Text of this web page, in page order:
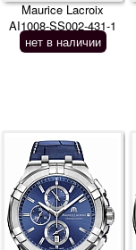
Maurice Lacroix
AI1008-SS002-431-1
нет в наличии